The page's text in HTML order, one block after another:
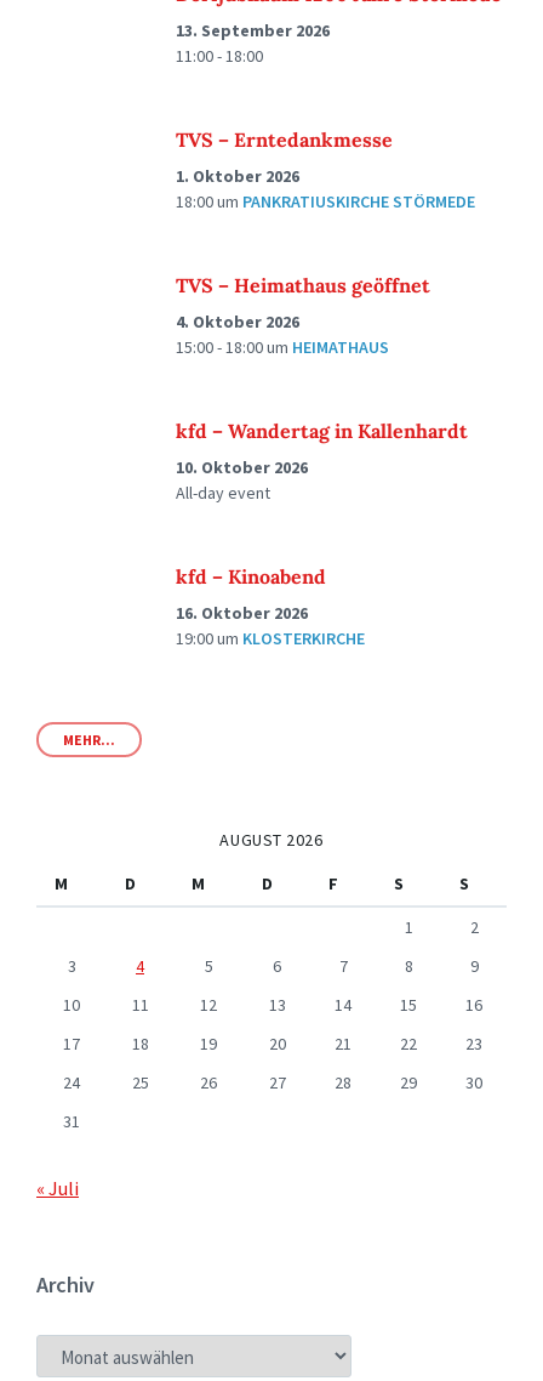
13. September 2026
11:00 - 18:00
TVS – Erntedankmesse
1. Oktober 2026
18:00um PANKRATIUSKIRCHE STÖRMEDE
TVS – Heimathaus geöffnet
4. Oktober 2026
15:00 - 18:00um HEIMATHAUS
kfd – Wandertag in Kallenhardt
10. Oktober 2026
All-day event
kfd – Kinoabend
16. Oktober 2026
19:00um KLOSTERKIRCHE
MEHR...
AUGUST 2026
M
D M D F S
S
1
2
3
4 5 6 7 8
9
10
11 12 13 14 15
16
17
18 19 20 21 22
23
24
25 26 27 28 29
30
31
« Juli
Archiv
ARCHIV